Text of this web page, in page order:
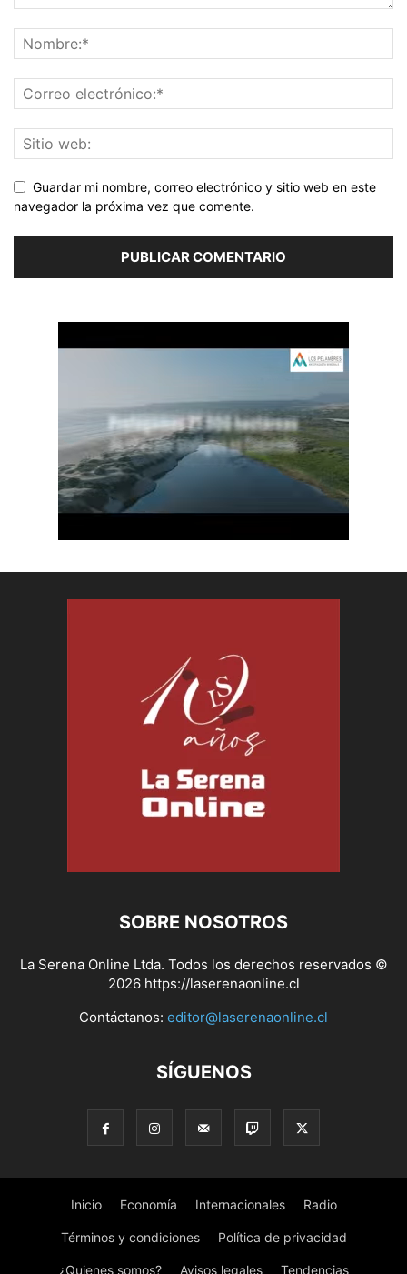
Guardar mi nombre, correo electrónico y sitio web en este
navegador la próxima vez que comente.
SOBRE NOSOTROS
La Serena Online Ltda. Todos los derechos reservados ©
2026 https://laserenaonline.cl
Contáctanos: editor@laserenaonline.cl
SÍGUENOS
Inicio Economía Internacionales Radio
Términos y condiciones Política de privacidad
¿Quienes somos? Avisos legales Tendencias